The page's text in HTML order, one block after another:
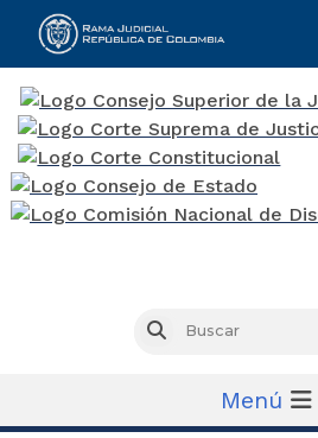
Buscar
Menú